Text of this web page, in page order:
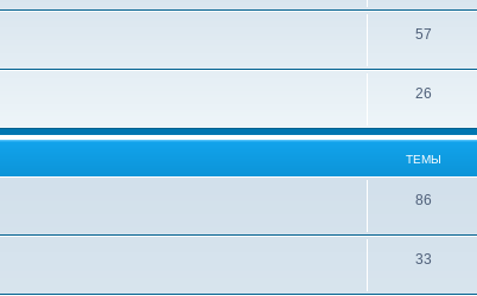
57
26
ТЕМЫ
86
33